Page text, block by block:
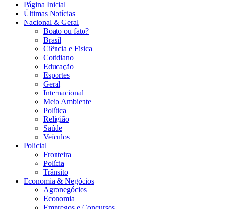
Página Inicial
Últimas Notícias
Nacional & Geral
Boato ou fato?
Brasil
Ciência e Física
Cotidiano
Educação
Esportes
Geral
Internacional
Meio Ambiente
Política
Religião
Saúde
Veículos
Policial
Fronteira
Polícia
Trânsito
Economia & Negócios
Agronegócios
Economia